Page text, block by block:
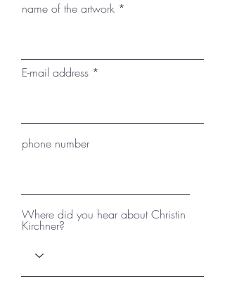
name of the artwork
E-mail address
phone number
Where did you hear about Christin
Kirchner?